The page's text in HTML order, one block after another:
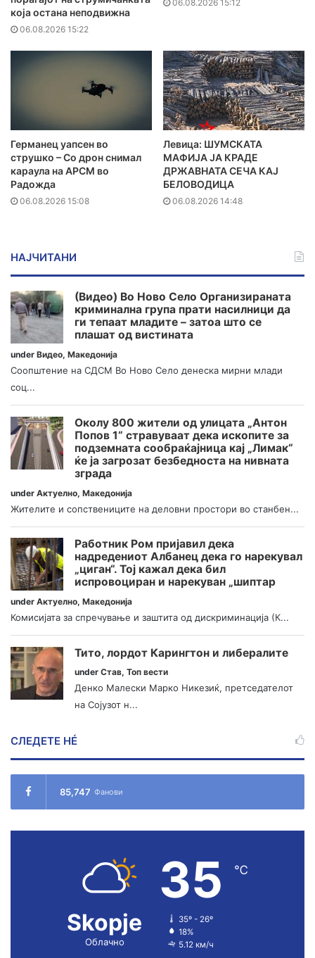
која остана неподвижна
06.08.2026 15:22
06.08.2026 15:12
Германец уапсен во
струшко – Со дрон снимал
караула на АРСМ во
Радожда
06.08.2026 15:08
Левица: ШУМСКАТА
МАФИЈА ЈА КРАДЕ
ДРЖАВНАТА СЕЧА КАЈ
БЕЛОВОДИЦА
06.08.2026 14:48
НАЈЧИТАНИ
(Видео) Во Ново Село Организираната
криминална група прати насилници да
ги тепаат младите – затоа што се
плашат од вистината
under Видео, Македонија
Соопштение на СДСМ Во Ново Село денеска мирни млади
соц...
Околу 800 жители од улицата „Антон
Попов 1“ стравуваат дека ископите за
подземната сообраќајница кај „Лимак“
ќе ја загрозат безбедноста на нивната
зграда
under Актуелно, Македонија
Жителите и сопствениците на деловни простори во станбен...
Работник Ром пријавил дека
надредениот Албанец дека го нарекувал
„циган“. Тој кажал дека бил
испровоциран и нарекуван „шиптар
under Актуелно, Македонија
Комисијата за спречување и заштита од дискриминација (К...
Тито, лордот Карингтон и либералите
under Став, Топ вести
Денко Малески Марко Никезиќ, претседателот
на Сојузот н...
СЛЕДЕТЕ НÉ
85,747 Фанови
Skopje
Облачно
35 ℃
35º - 26º
18%
5.12 км/ч